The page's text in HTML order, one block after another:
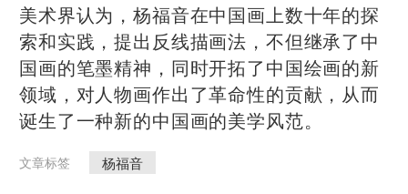
美术界认为，杨福音在中国画上数十年的探
索和实践，提出反线描画法，不但继承了中
国画的笔墨精神，同时开拓了中国绘画的新
领域，对人物画作出了革命性的贡献，从而
诞生了一种新的中国画的美学风范。
文章标签 杨福音